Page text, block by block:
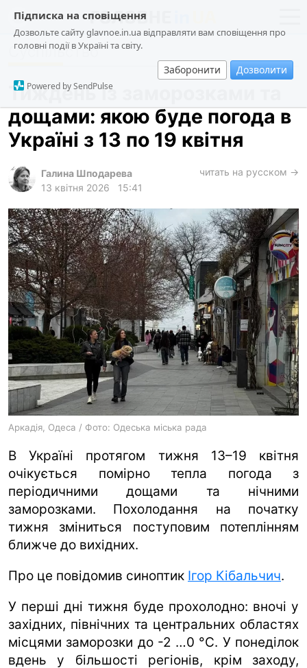
Підписка на сповіщення
Дозвольте сайту glavnoe.in.ua відправляти вам сповіщення про
головні події в Україні та світу.
Заборонити Дозволити
Powered by SendPulse
новини
про проєкт
суспільство
події
кримінал
лонгріди
харків
архів
gambling
ru en
Суспільство
Тиждень із заморозками та
дощами: якою буде погода в
Україні з 13 по 19 квітня
Галина Шподарева
13 квітня 2026
15:41
читать на русском →
Аркадія, Одеса / Фото: Одеська міська рада
В Україні протягом тижня 13–19 квітня
очікується помірно тепла погода з
періодичними дощами та нічними
заморозками. Похолодання на початку
тижня зміниться поступовим потеплінням
ближче до вихідних.
Про це повідомив синоптик Ігор Кібальчич.
У перші дні тижня буде прохолодно: вночі у
західних, північних та центральних областях
місцями заморозки до -2 …0 °C. У понеділок
вдень у більшості регіонів, крім заходу,